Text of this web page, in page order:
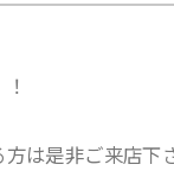
は是非ご来店下